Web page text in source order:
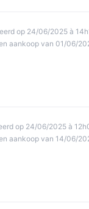
op 24/06/2025 à
aankoop van 01/06/
op 24/06/2025 à
aankoop van 14/06/